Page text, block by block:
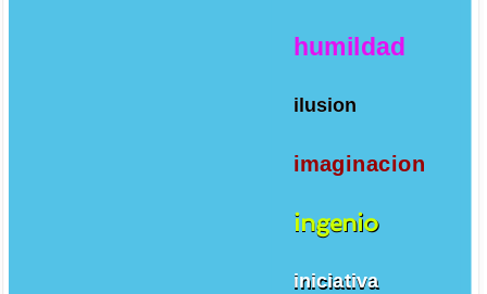
humildad
ilusion
imaginacion
ingenio
iniciativa